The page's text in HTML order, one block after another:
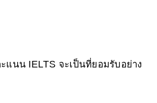
แนน IELTS จะเป็นที่ยอมรับอย่าง